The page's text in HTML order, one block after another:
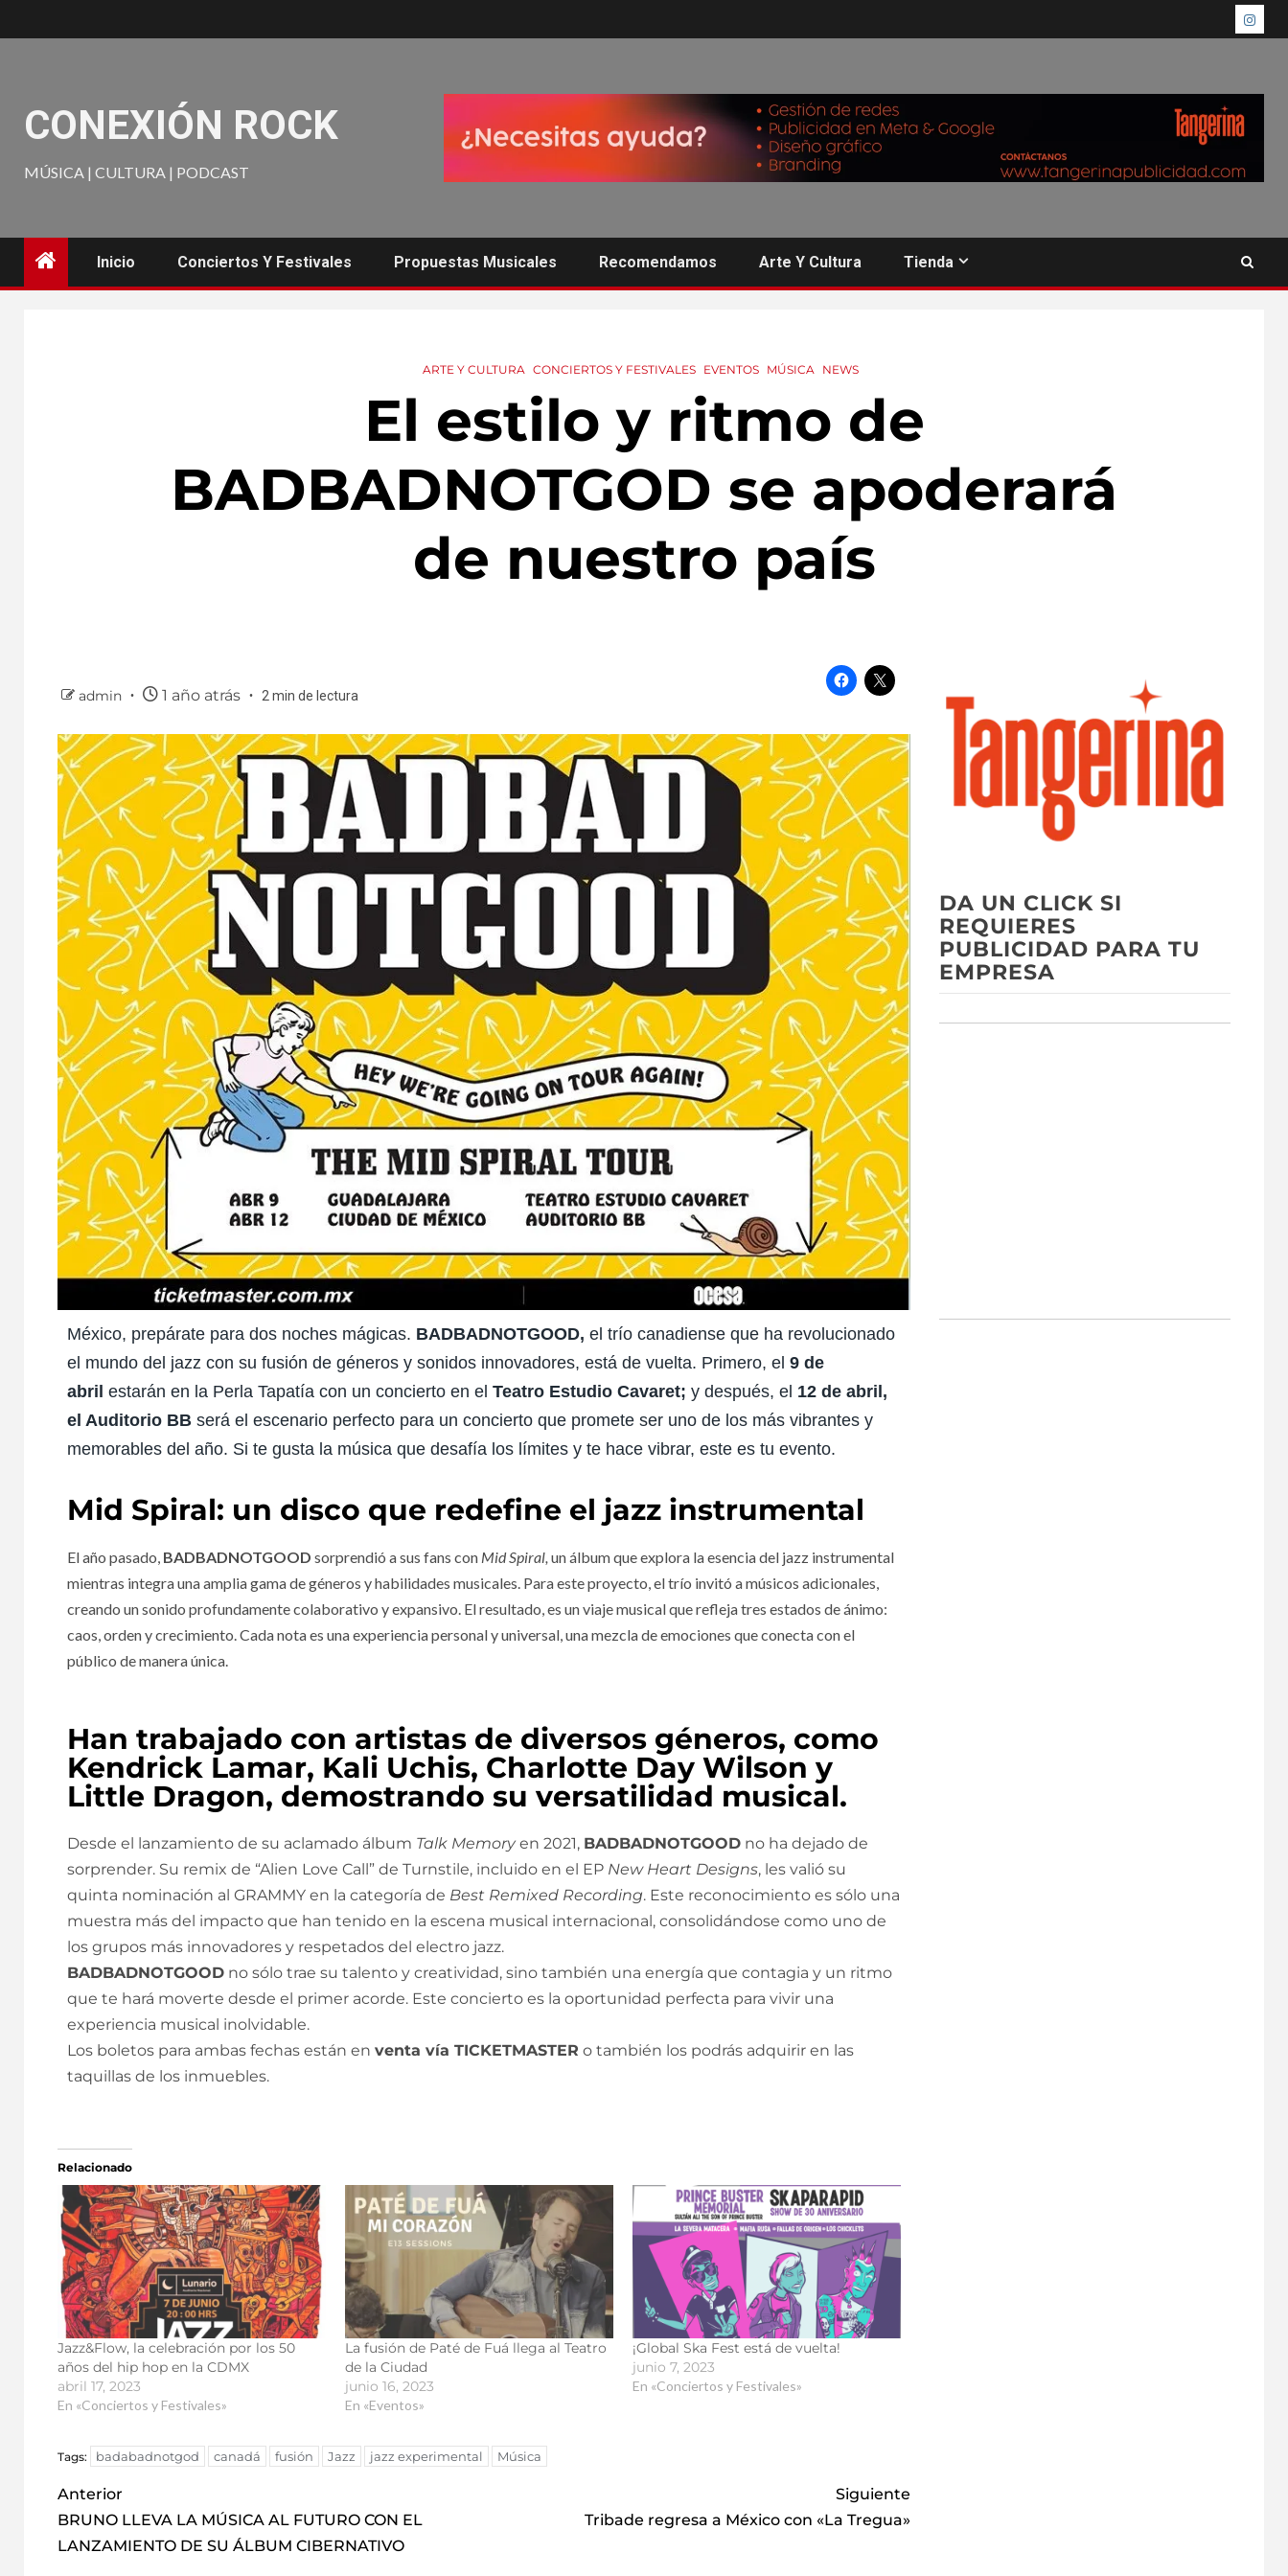
CONEXIÓN ROCK
MÚSICA | CULTURA | PODCAST
Inicio Conciertos Y Festivales Propuestas Musicales Recomendamos Arte Y Cultura Tienda
ARTE Y CULTURA CONCIERTOS Y FESTIVALES EVENTOS MÚSICA NEWS
El estilo y ritmo de
BADBADNOTGOD se apoderará
de nuestro país
admin 1 año atrás 2 min de lectura
México, prepárate para dos noches mágicas. BADBADNOTGOOD, el trío canadiense que ha revolucionado
el mundo del jazz con su fusión de géneros y sonidos innovadores, está de vuelta. Primero, el 9 de
abril estarán en la Perla Tapatía con un concierto en el Teatro Estudio Cavaret; y después, el 12 de abril,
el Auditorio BB será el escenario perfecto para un concierto que promete ser uno de los más vibrantes y
memorables del año. Si te gusta la música que desafía los límites y te hace vibrar, este es tu evento.
Mid Spiral: un disco que redefine el jazz instrumental
El año pasado, BADBADNOTGOOD sorprendió a sus fans con Mid Spiral, un álbum que explora la esencia del jazz instrumental
mientras integra una amplia gama de géneros y habilidades musicales. Para este proyecto, el trío invitó a músicos adicionales,
creando un sonido profundamente colaborativo y expansivo. El resultado, es un viaje musical que refleja tres estados de ánimo:
caos, orden y crecimiento. Cada nota es una experiencia personal y universal, una mezcla de emociones que conecta con el
público de manera única.
Han trabajado con artistas de diversos géneros, como
Kendrick Lamar, Kali Uchis, Charlotte Day Wilson y
Little Dragon, demostrando su versatilidad musical.
Desde el lanzamiento de su aclamado álbum Talk Memoryen 2021, BADBADNOTGOOD no ha dejado de
sorprender. Su remix de “Alien Love Call” de Turnstile, incluido en el EP New Heart Designs, les valió su
quinta nominación al GRAMMY en la categoría de Best Remixed Recording. Este reconocimiento es sólo una
muestra más del impacto que han tenido en la escena musical internacional, consolidándose como uno de
los grupos más innovadores y respetados del electro jazz.
BADBADNOTGOOD no sólo trae su talento y creatividad, sino también una energía que contagia y un ritmo
que te hará moverte desde el primer acorde. Este concierto es la oportunidad perfecta para vivir una
experiencia musical inolvidable.
Los boletos para ambas fechas están en venta vía TICKETMASTER o también los podrás adquirir en las
taquillas de los inmuebles.
Relacionado
Jazz&Flow, la celebración por los 50
años del hip hop en la CDMX
abril 17, 2023
En «Conciertos y Festivales»
La fusión de Paté de Fuá llega al Teatro
de la Ciudad
junio 16, 2023
En «Eventos»
¡Global Ska Fest está de vuelta!
junio 7, 2023
En «Conciertos y Festivales»
Tags: badabadnotgod canadá fusión Jazz jazz experimental Música
Anterior
BRUNO LLEVA LA MÚSICA AL FUTURO CON EL
LANZAMIENTO DE SU ÁLBUM CIBERNATIVO
Siguiente
Tribade regresa a México con «La Tregua»
DA UN CLICK SI
REQUIERES
PUBLICIDAD PARA TU
EMPRESA